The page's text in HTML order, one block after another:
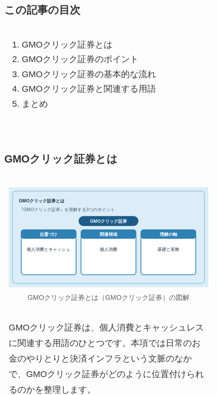
この記事の目次
GMOクリック証券とは
GMOクリック証券のポイント
GMOクリック証券の基本的な流れ
GMOクリック証券と関連する用語
まとめ
GMOクリック証券とは
GMOクリック証券とは
『GMOクリック証券』を理解する3つのポイント
GMOクリック証券
位置づけ
個人消費とキャッシュ
関連領域
個人消費
理解の軸
基礎と実務
GMOクリック証券とは（GMOクリック証券）の図解
GMOクリック証券は、個人消費とキャッシュレス
に関連する用語のひとつです。本項では日常のお
金のやりとりと決済インフラという文脈のなか
で、GMOクリック証券がどのように位置付けられ
るのかを整理します。